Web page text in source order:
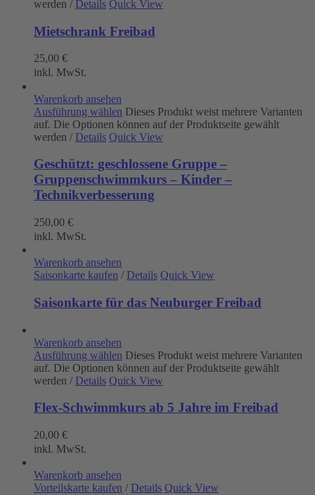
werden / Details Quick View
Mietschrank Freibad
25,00 €
inkl. MwSt.
Warenkorb ansehen
Ausführung wählen Dieses Produkt weist mehrere Varianten
auf. Die Optionen können auf der Produktseite gewählt
werden / Details Quick View
Geschützt: geschlossene Gruppe –
Gruppenschwimmkurs – Kinder –
Technikverbesserung
250,00 €
inkl. MwSt.
Warenkorb ansehen
Saisonkarte kaufen / Details Quick View
Saisonkarte für das Neuburger Freibad
Warenkorb ansehen
Ausführung wählen Dieses Produkt weist mehrere Varianten
auf. Die Optionen können auf der Produktseite gewählt
werden / Details Quick View
Flex-Schwimmkurs ab 5 Jahre im Freibad
20,00 €
inkl. MwSt.
Warenkorb ansehen
Vorteilskarte kaufen / Details Quick View